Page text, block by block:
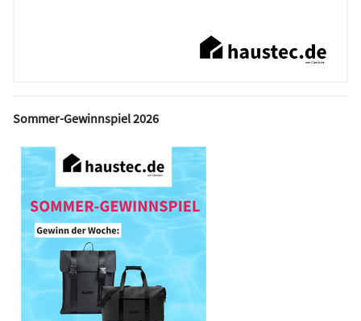
Sommer-Gewinnspiel 2026